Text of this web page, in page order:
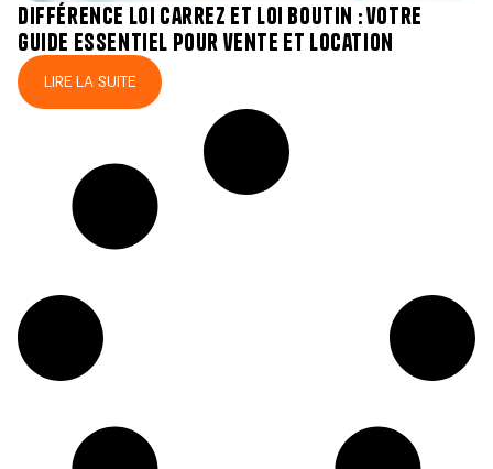
différence loi carrez et loi boutin : votre
guide essentiel pour vente et location
LIRE LA SUITE